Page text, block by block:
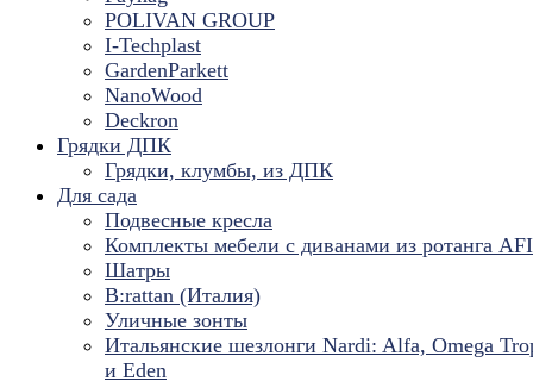
POLIVAN GROUP
I-Techplast
GardenParkett
NanoWood
Deckron
Грядки ДПК
Грядки, клумбы, из ДПК
Для сада
Подвесные кресла
Комплекты мебели с диванами из ротанга
Шатры
B:rattan (Италия)
Уличные зонты
Итальянские шезлонги Nardi: Alfa, Omega
и Eden